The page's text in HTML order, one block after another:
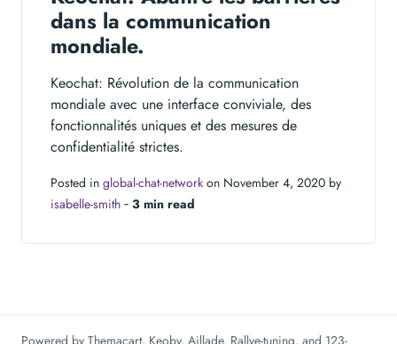
dans la communication
mondiale.
Keochat: Révolution de la communication
mondiale avec une interface conviviale, des
fonctionnalités uniques et des mesures de
confidentialité strictes.
Posted in global-chat-network on November 4, 2020 by
isabelle-smith ‐ 3 min read
Powered by Themacart, Keoby, Aillade, Rallye-tuning, and 123-